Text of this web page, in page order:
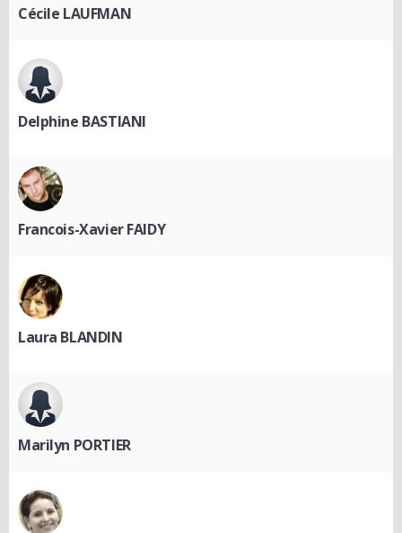
Cécile LAUFMAN
Delphine BASTIANI
Francois-Xavier FAIDY
Laura BLANDIN
Marilyn PORTIER